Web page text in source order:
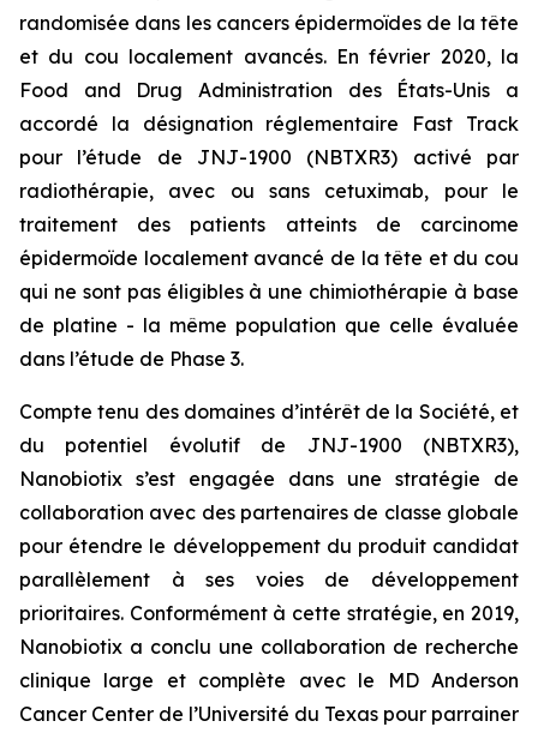
randomisée dans les cancers épidermoïdes de la tête
et du cou localement avancés. En février 2020, la
Food and Drug Administration des États-Unis a
accordé la désignation réglementaire Fast Track
pour l’étude de JNJ-1900 (NBTXR3) activé par
radiothérapie, avec ou sans cetuximab, pour le
traitement des patients atteints de carcinome
épidermoïde localement avancé de la tête et du cou
qui ne sont pas éligibles à une chimiothérapie à base
de platine - la même population que celle évaluée
dans l’étude de Phase 3.
Compte tenu des domaines d’intérêt de la Société, et
du potentiel évolutif de JNJ-1900 (NBTXR3),
Nanobiotix s’est engagée dans une stratégie de
collaboration avec des partenaires de classe globale
pour étendre le développement du produit candidat
parallèlement à ses voies de développement
prioritaires. Conformément à cette stratégie, en 2019,
Nanobiotix a conclu une collaboration de recherche
clinique large et complète avec le MD Anderson
Cancer Center de l’Université du Texas pour parrainer